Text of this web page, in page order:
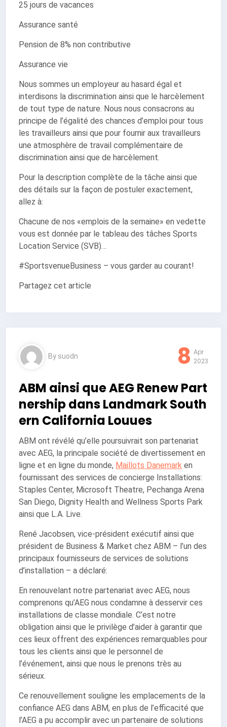
25 jours de vacances
Assurance santé
Pension de 8% non contributive
Assurance vie
Nous sommes un employeur au hasard égal et
interdisons la discrimination ainsi que le harcèlement
de tout type de nature. Nous nous consacrons au
principe de l’égalité des chances d’emploi pour tous
les travailleurs ainsi que pour fournir aux travailleurs
une atmosphère de travail complémentaire de
discrimination ainsi que de harcèlement.
Pour la description complète de la tâche ainsi que
des détails sur la façon de postuler exactement,
allez à:
Chacune de nos «emplois de la semaine» en vedette
vous est donnée par le tableau des tâches Sports
Location Service (SVB)…
#SportsvenueBusiness – vous garder au courant!
Partagez cet article
By suodn 8 Apr
2023
ABM ainsi que AEG Renew Part
nership dans Landmark South
ern California Louues
ABM ont révélé qu’elle poursuivrait son partenariat
avec AEG, la principale société de divertissement en
ligne et en ligne du monde, Maillots Danemark en
fournissant des services de concierge Installations:
Staples Center, Microsoft Theatre, Pechanga Arena
San Diego, Dignity Health and Wellness Sports Park
ainsi que L.A. Live.
René Jacobsen, vice-président exécutif ainsi que
président de Business & Market chez ABM – l’un des
principaux fournisseurs de services de solutions
d’installation – a déclaré:
En renouvelant notre partenariat avec AEG, nous
comprenons qu’AEG nous condamne à desservir ces
installations de classe mondiale. C’est notre
obligation ainsi que le privilège d’aider à garantir que
ces lieux offrent des expériences remarquables pour
tous les clients ainsi que le personnel de
l’événement, ainsi que nous le prenons très au
sérieux.
Ce renouvellement souligne les emplacements de la
confiance AEG dans ABM, en plus de l’efficacité que
l’AEG a pu accomplir avec un partenaire de solutions